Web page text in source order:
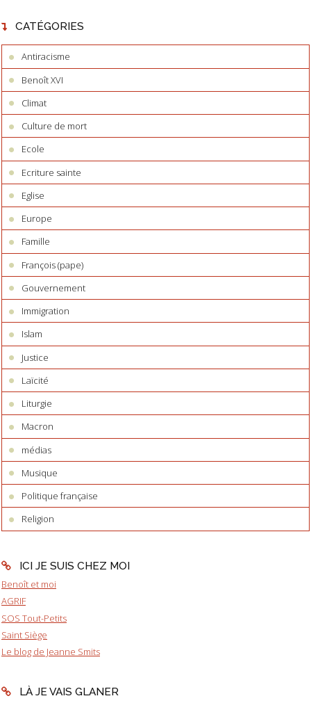
CATÉGORIES
Antiracisme
Benoît XVI
Climat
Culture de mort
Ecole
Ecriture sainte
Eglise
Europe
Famille
François (pape)
Gouvernement
Immigration
Islam
Justice
Laïcité
Liturgie
Macron
médias
Musique
Politique française
Religion
ICI JE SUIS CHEZ MOI
Benoît et moi
AGRIF
SOS Tout-Petits
Saint Siège
Le blog de Jeanne Smits
LÀ JE VAIS GLANER